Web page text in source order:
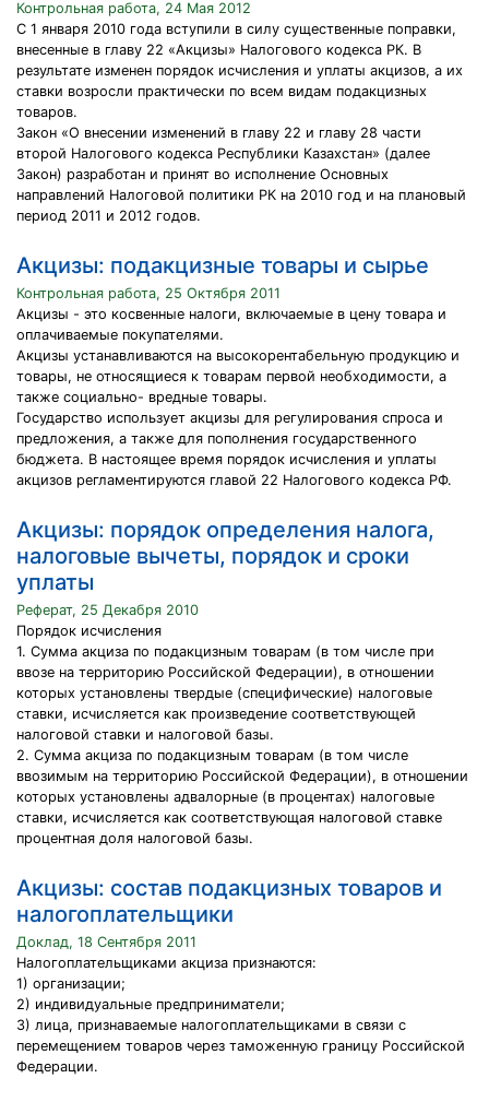
Контрольная работа, 24 Мая 2012
С 1 января 2010 года вступили в силу существенные поправки,
внесенные в главу 22 «Акцизы» Налогового кодекса РК. В
результате изменен порядок исчисления и уплаты акцизов, а их
ставки возросли практически по всем видам подакцизных
товаров.
Закон «О внесении изменений в главу 22 и главу 28 части
второй Налогового кодекса Республики Казахстан» (далее
Закон) разработан и принят во исполнение Основных
направлений Налоговой политики РК на 2010 год и на плановый
период 2011 и 2012 годов.
Акцизы: подакцизные товары и сырье
Контрольная работа, 25 Октября 2011
Акцизы - это косвенные налоги, включаемые в цену товара и
оплачиваемые покупателями.
Акцизы устанавливаются на высокорентабельную продукцию и
товары, не относящиеся к товарам первой необходимости, а
также социально- вредные товары.
Государство использует акцизы для регулирования спроса и
предложения, а также для пополнения государственного
бюджета. В настоящее время порядок исчисления и уплаты
акцизов регламентируются главой 22 Налогового кодекса РФ.
Акцизы: порядок определения налога,
налоговые вычеты, порядок и сроки
уплаты
Реферат, 25 Декабря 2010
Порядок исчисления
1. Сумма акциза по подакцизным товарам (в том числе при
ввозе на территорию Российской Федерации), в отношении
которых установлены твердые (специфические) налоговые
ставки, исчисляется как произведение соответствующей
налоговой ставки и налоговой базы.
2. Сумма акциза по подакцизным товарам (в том числе
ввозимым на территорию Российской Федерации), в отношении
которых установлены адвалорные (в процентах) налоговые
ставки, исчисляется как соответствующая налоговой ставке
процентная доля налоговой базы.
Акцизы: состав подакцизных товаров и
налогоплательщики
Доклад, 18 Сентября 2011
Налогоплательщиками акциза признаются:
1) организации;
2) индивидуальные предприниматели;
3) лица, признаваемые налогоплательщиками в связи с
перемещением товаров через таможенную границу Российской
Федерации.